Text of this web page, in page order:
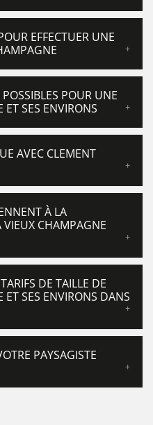
EFFECTUER UNE
POUR UNE
SES ENVIRONS
AVEC CLEMENT
À LA
CHAMPAGNE
DE TAILLE DE
SES ENVIRONS DANS
PAYSAGISTE